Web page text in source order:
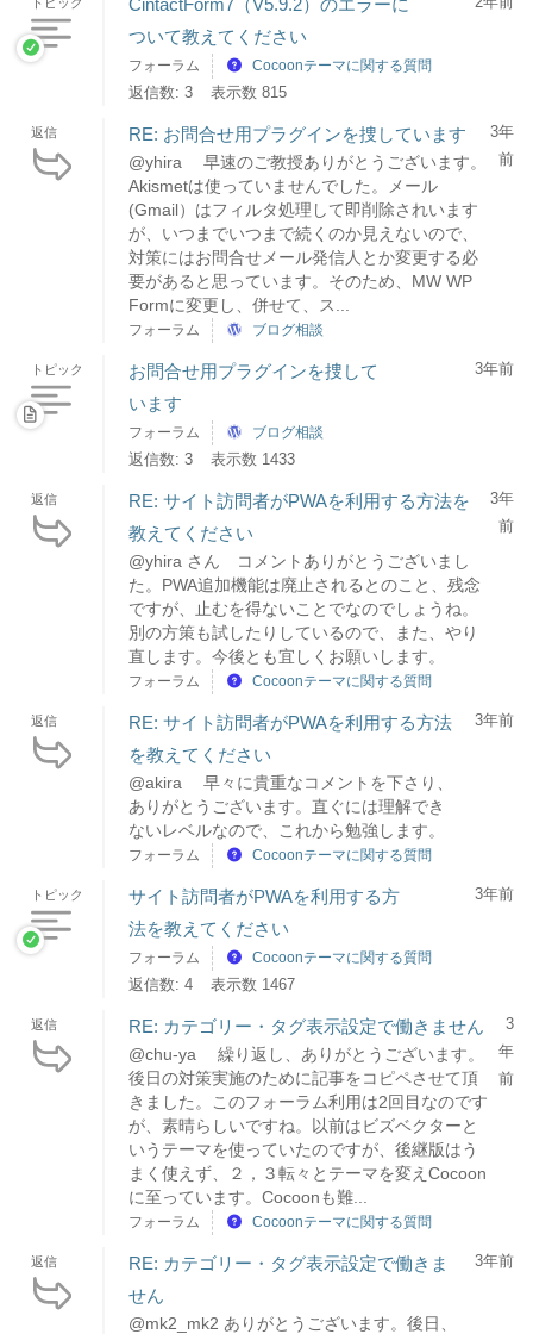
ついて教えてください
フォーラム Cocoonテーマに関する質問
返信数: 3 表示数 815
返信 RE: お問合せ用プラグインを捜しています
@yhira 早速のご教授ありがとうございます。
Akismetは使っていませんでした。メール
(Gmail）はフィルタ処理して即削除されいます
が、いつまでいつまで続くのか見えないので、
対策にはお問合せメール発信人とか変更する必
要があると思っています。そのため、MW WP
Formに変更し、併せて、ス...
3年
前
フォーラム ブログ相談
トピック
お問合せ用プラグインを捜して
います
3年前
フォーラム ブログ相談
返信数: 3 表示数 1433
返信
RE: サイト訪問者がPWAを利用する方法を
教えてください
@yhira さん コメントありがとうございまし
た。PWA追加機能は廃止されるとのこと、残念
ですが、止むを得ないことでなのでしょうね。
別の方策も試したりしているので、また、やり
直します。今後とも宜しくお願いします。
3年
前
フォーラム Cocoonテーマに関する質問
返信
RE: サイト訪問者がPWAを利用する方法
を教えてください
@akira 早々に貴重なコメントを下さり、
ありがとうございます。直ぐには理解でき
ないレベルなので、これから勉強します。
3年前
フォーラム Cocoonテーマに関する質問
トピック
サイト訪問者がPWAを利用する方
法を教えてください
3年前
フォーラム Cocoonテーマに関する質問
返信数: 4 表示数 1467
返信 RE: カテゴリー・タグ表示設定で働きません
@chu-ya 繰り返し、ありがとうございます。
後日の対策実施のために記事をコピペさせて頂
きました。このフォーラム利用は2回目なのです
が、素晴らしいですね。以前はビズベクターと
いうテーマを使っていたのですが、後継版はう
まく使えず、２，３転々とテーマを変えCocoon
に至っています。Cocoonも難...
3
年
前
フォーラム Cocoonテーマに関する質問
返信
RE: カテゴリー・タグ表示設定で働きま
せん
@mk2_mk2 ありがとうございます。後日、
3年前